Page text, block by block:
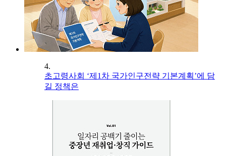
4.
초고령사회 ‘제1차 국가인구전략 기본계획’에 담
길 정책은